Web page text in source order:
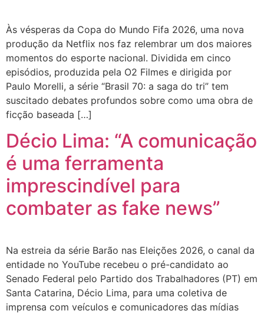
Às vésperas da Copa do Mundo Fifa 2026, uma nova
produção da Netflix nos faz relembrar um dos maiores
momentos do esporte nacional. Dividida em cinco
episódios, produzida pela O2 Filmes e dirigida por
Paulo Morelli, a série “Brasil 70: a saga do tri” tem
suscitado debates profundos sobre como uma obra de
ficção baseada […]
Décio Lima: “A comunicação
é uma ferramenta
imprescindível para
combater as fake news”
Na estreia da série Barão nas Eleições 2026, o canal da
entidade no YouTube recebeu o pré-candidato ao
Senado Federal pelo Partido dos Trabalhadores (PT) em
Santa Catarina, Décio Lima, para uma coletiva de
imprensa com veículos e comunicadores das mídias